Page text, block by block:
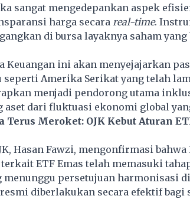
sangat mengedepankan aspek
harga secara real-time.
di bursa layaknya saham yang
Keuangan ini akan menyejajarkan
seperti Amerika Serikat yang telah
menjadi pendorong utama
aset dari fluktuasi ekonomi global
Meroket: OJK Kebut Aturan
Hasan Fawzi, mengonfirmasi bahwa
terkait ETF Emas telah memasuki
menunggu persetujuan harmonisasi di
diberlakukan secara efektif bagi